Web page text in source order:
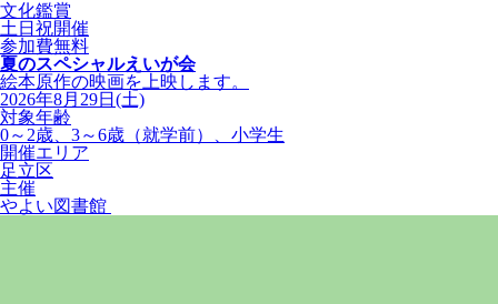
文化鑑賞
土日祝開催
参加費無料
夏のスペシャルえいが会
絵本原作の映画を上映します。
2026年8月29日(土)
対象年齢
0～2歳、3～6歳（就学前）、小学生
開催エリア
足立区
主催
やよい図書館